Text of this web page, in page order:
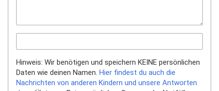
Hinweis: Wir benötigen und speichern KEINE persönlichen
Daten wie deinen Namen. Hier findest du auch die
Nachrichten von anderen Kindern und unsere Antworten